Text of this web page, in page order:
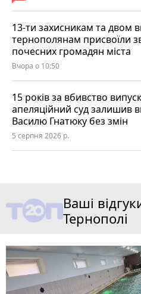
13-ти захисникам та двом
тернополянам присвоїли
почесних громадян міста
Вчора о 10:50
15 років за вбивство
апеляційний суд залишив
Василю Гнатюку без змін
5 серпня 2026 р.
Ваші
Тернополі